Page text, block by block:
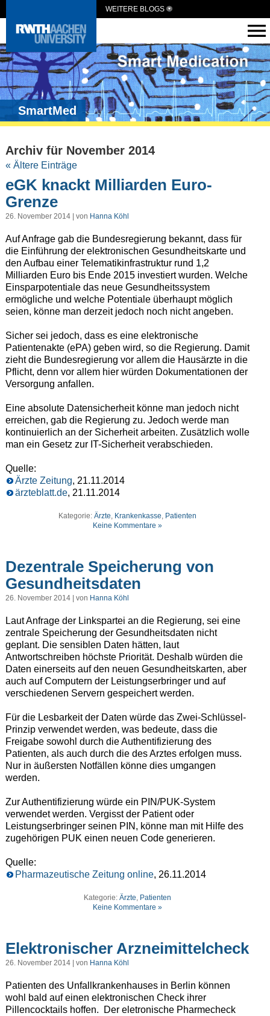
WEITERE BLOGS
SmartMed
Archiv für November 2014
« Ältere Einträge
eGK knackt Milliarden Euro-
Grenze
26. November 2014 | von Hanna Köhl
Auf Anfrage gab die Bundesregierung bekannt, dass für
die Einführung der elektronischen Gesundheitskarte und
den Aufbau einer Telematikinfrastruktur rund 1,2
Milliarden Euro bis Ende 2015 investiert wurden. Welche
Einsparpotentiale das neue Gesundheitssystem
ermögliche und welche Potentiale überhaupt möglich
seien, könne man derzeit jedoch noch nicht angeben.
Sicher sei jedoch, dass es eine elektronische
Patientenakte (ePA) geben wird, so die Regierung. Damit
zieht die Bundesregierung vor allem die Hausärzte in die
Pflicht, denn vor allem hier würden Dokumentationen der
Versorgung anfallen.
Eine absolute Datensicherheit könne man jedoch nicht
erreichen, gab die Regierung zu. Jedoch werde man
kontinuierlich an der Sicherheit arbeiten. Zusätzlich wolle
man ein Gesetz zur IT-Sicherheit verabschieden.
Quelle:
Ärzte Zeitung, 21.11.2014
ärzteblatt.de, 21.11.2014
Kategorie:Ärzte, Krankenkasse, Patienten
Keine Kommentare »
Dezentrale Speicherung von
Gesundheitsdaten
26. November 2014 | von Hanna Köhl
Laut Anfrage der Linkspartei an die Regierung, sei eine
zentrale Speicherung der Gesundheitsdaten nicht
geplant. Die sensiblen Daten hätten, laut
Antwortschreiben höchste Priorität. Deshalb würden die
Daten einerseits auf den neuen Gesundheitskarten, aber
auch auf Computern der Leistungserbringer und auf
verschiedenen Servern gespeichert werden.
Für die Lesbarkeit der Daten würde das Zwei-Schlüssel-
Prinzip verwendet werden, was bedeute, dass die
Freigabe sowohl durch die Authentifizierung des
Patienten, als auch durch die des Arztes erfolgen muss.
Nur in äußersten Notfällen könne dies umgangen
werden.
Zur Authentifizierung würde ein PIN/PUK-System
verwendet werden. Vergisst der Patient oder
Leistungserbringer seinen PIN, könne man mit Hilfe des
zugehörigen PUK einen neuen Code generieren.
Quelle:
Pharmazeutische Zeitung online, 26.11.2014
Kategorie:Ärzte, Patienten
Keine Kommentare »
Elektronischer Arzneimittelcheck
26. November 2014 | von Hanna Köhl
Patienten des Unfallkrankenhauses in Berlin können
wohl bald auf einen elektronischen Check ihrer
Pillencocktails hoffen. Der eletronische Pharmecheck